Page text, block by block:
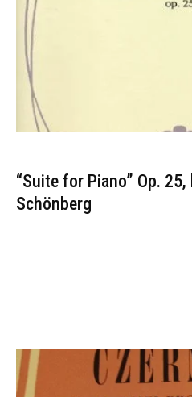
“Suite for Piano” Op. 25,
Schönberg